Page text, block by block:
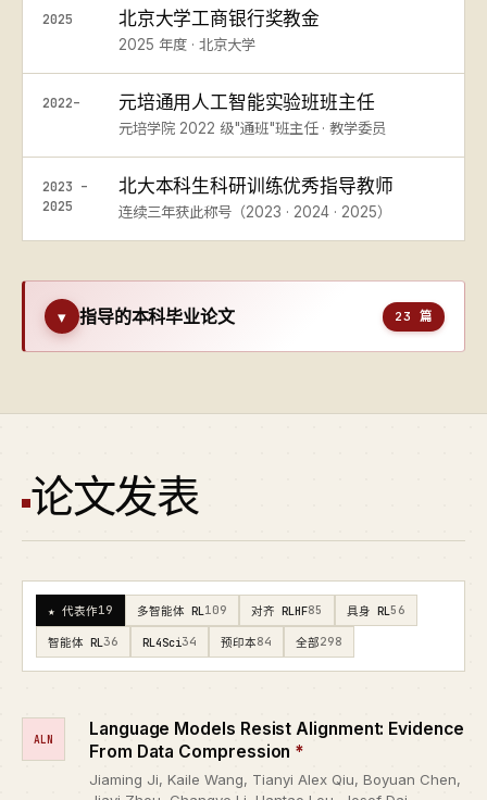
2025 北京大学工商银行奖教金
2025 年度 · 北京大学
2022– 元培通用人工智能实验班班主任
元培学院 2022 级"通班"班主任 · 教学委员
2023 –
2025
北大本科生科研训练优秀指导教师
连续三年获此称号（2023 · 2024 · 2025）
▾ 指导的本科毕业论文 23 篇
论文发表
★ 代表作19 多智能体 RL 109 对齐 RLHF85 具身 RL 56
智能体 RL 36 RL4Sci34 预印本84 全部298
ALN
Language Models Resist Alignment: Evidence
From Data Compression *
Jiaming Ji, Kaile Wang, Tianyi Alex Qiu, Boyuan Chen,